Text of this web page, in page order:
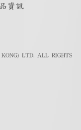
資訊
LTD. ALL RIGHTS